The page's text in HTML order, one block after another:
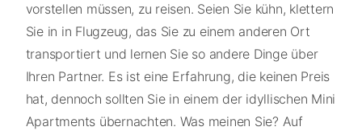
vorstellen müssen, zu reisen. Seien Sie kühn, klettern
Sie in in Flugzeug, das Sie zu einem anderen Ort
transportiert und lernen Sie so andere Dinge über
Ihren Partner. Es ist eine Erfahrung, die keinen Preis
hat, dennoch sollten Sie in einem der idyllischen Mini
Apartments übernachten. Was meinen Sie? Auf